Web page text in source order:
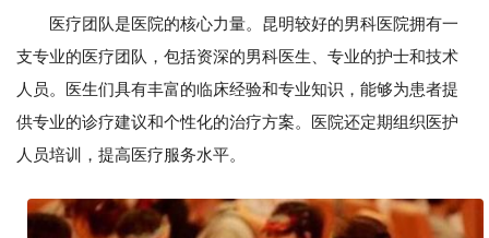
医疗团队是医院的核心力量。昆明较好的男科医院拥有一
支专业的医疗团队，包括资深的男科医生、专业的护士和技术
人员。医生们具有丰富的临床经验和专业知识，能够为患者提
供专业的诊疗建议和个性化的治疗方案。医院还定期组织医护
人员培训，提高医疗服务水平。